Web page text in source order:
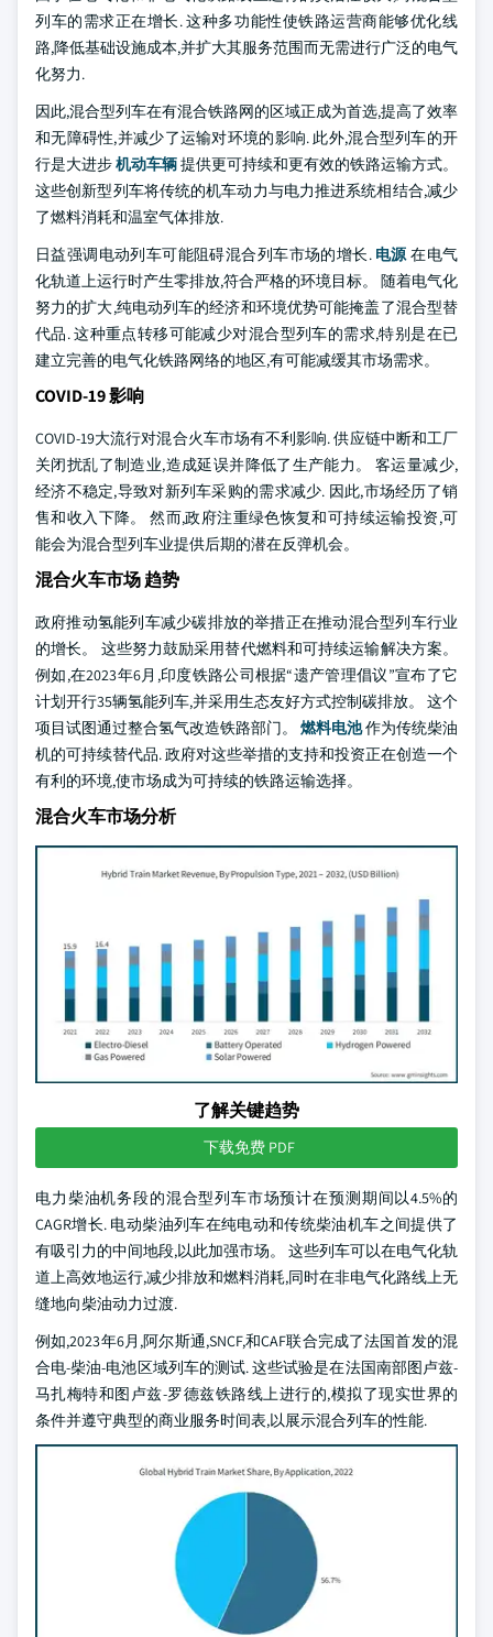
列车的需求正在增长. 这种多功能性使铁路运营商能够优化线
路,降低基础设施成本,并扩大其服务范围而无需进行广泛的电气
化努力.
因此,混合型列车在有混合铁路网的区域正成为首选,提高了效率
和无障碍性,并减少了运输对环境的影响. 此外,混合型列车的开
行是大进步机动车辆提供更可持续和更有效的铁路运输方式。
这些创新型列车将传统的机车动力与电力推进系统相结合,减少
了燃料消耗和温室气体排放.
日益强调电动列车可能阻碍混合列车市场的增长. 电源在电气
化轨道上运行时产生零排放,符合严格的环境目标。 随着电气化
努力的扩大,纯电动列车的经济和环境优势可能掩盖了混合型替
代品. 这种重点转移可能减少对混合型列车的需求,特别是在已
建立完善的电气化铁路网络的地区,有可能减缓其市场需求。
COVID-19 影响
COVID-19大流行对混合火车市场有不利影响. 供应链中断和工厂
关闭扰乱了制造业,造成延误并降低了生产能力。 客运量减少,
经济不稳定,导致对新列车采购的需求减少. 因此,市场经历了销
售和收入下降。 然而,政府注重绿色恢复和可持续运输投资,可
能会为混合型列车业提供后期的潜在反弹机会。
混合火车市场 趋势
政府推动氢能列车减少碳排放的举措正在推动混合型列车行业
的增长。 这些努力鼓励采用替代燃料和可持续运输解决方案。
例如,在2023年6月,印度铁路公司根据“遗产管理倡议”宣布了它
计划开行35辆氢能列车,并采用生态友好方式控制碳排放。 这个
项目试图通过整合氢气改造铁路部门。 燃料电池作为传统柴油
机的可持续替代品. 政府对这些举措的支持和投资正在创造一个
有利的环境,使市场成为可持续的铁路运输选择。
混合火车市场分析
了解关键趋势
下载免费 PDF
电力柴油机务段的混合型列车市场预计在预测期间以4.5%的
CAGR增长. 电动柴油列车在纯电动和传统柴油机车之间提供了
有吸引力的中间地段,以此加强市场。 这些列车可以在电气化轨
道上高效地运行,减少排放和燃料消耗,同时在非电气化路线上无
缝地向柴油动力过渡.
例如,2023年6月,阿尔斯通,SNCF,和CAF联合完成了法国首发的混
合电-柴油-电池区域列车的测试. 这些试验是在法国南部图卢兹-
马扎梅特和图卢兹-罗德兹铁路线上进行的,模拟了现实世界的
条件并遵守典型的商业服务时间表,以展示混合列车的性能.